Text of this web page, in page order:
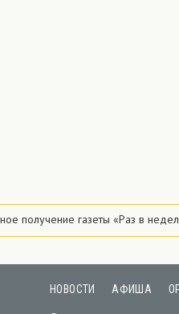
получение газеты «Раз в
НОВОСТИ АФИША